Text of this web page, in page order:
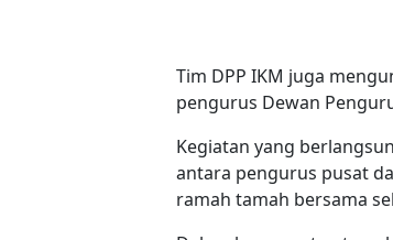
Tim DPP IKM juga
pengurus Dewan
Kegiatan yang
antara pengurus pusat
ramah tamah bersama